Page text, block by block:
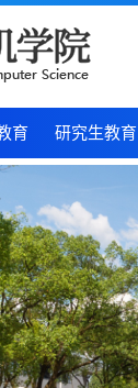
育 研究生教育